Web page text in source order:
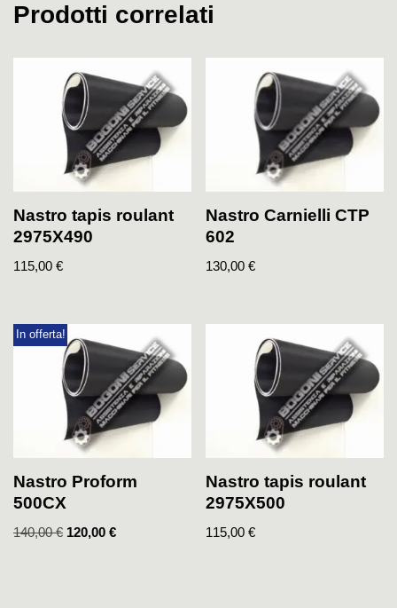
Prodotti correlati
Nastro tapis roulant
2975X490
115,00 €
Nastro Carnielli CTP
602
130,00€
In offerta!
Nastro Proform
500CX
140,00€ 120,00 €
Nastro tapis roulant
2975X500
115,00€